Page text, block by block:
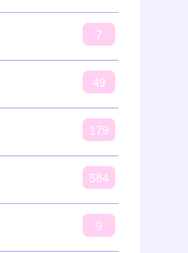
7
49
179
584
9